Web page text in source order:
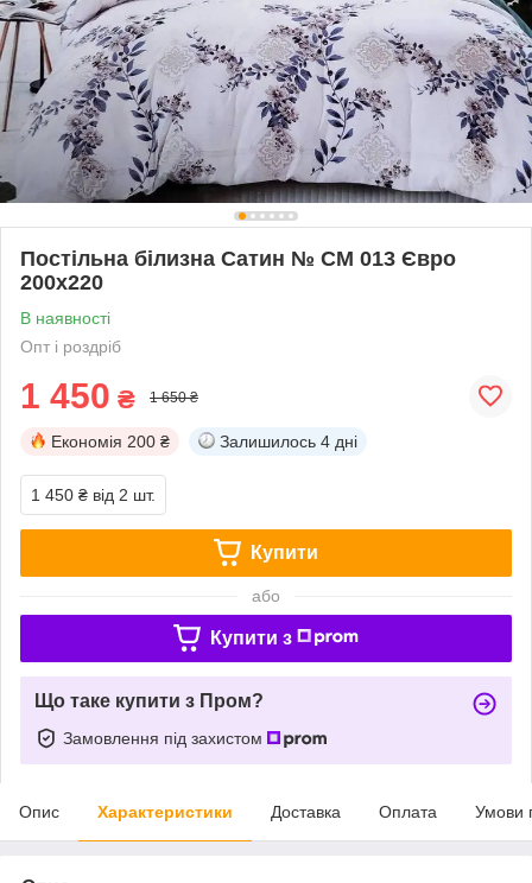
Постільна білизна Сатин № СМ 013 Євро
200х220
В наявності
Опт і роздріб
1 450 ₴ 1 650 ₴
Економія 200 ₴ Залишилось 4 дні
1 450 ₴ від 2 шт.
Купити
або
Купити з
Що таке купити з Пром?
Замовлення під захистом
Опис Характеристики Доставка Оплата Умови